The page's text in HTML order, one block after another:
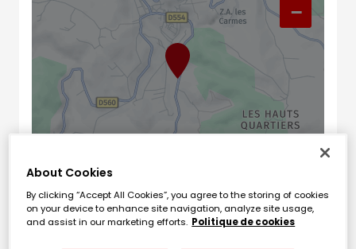
Horaires d'ouverture
−
Leaflet| Map ©2026HERE
Naviguer
About Cookies
By clicking “Accept All Cookies”, you agree to the storing of cookies
on your device to enhance site navigation, analyze site usage,
and assist in our marketing efforts. Politique de cookies